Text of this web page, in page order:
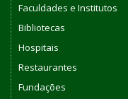
Faculdades e Institutos
Bibliotecas
Hospitais
Restaurantes
Fundações